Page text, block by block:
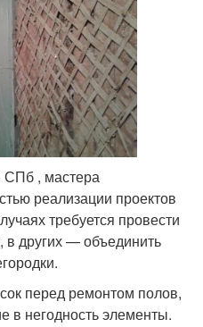
СПб , мастера
реализации проектов
требуется провести
в других — объединить
перед ремонтом полов,
в негодность элементы.